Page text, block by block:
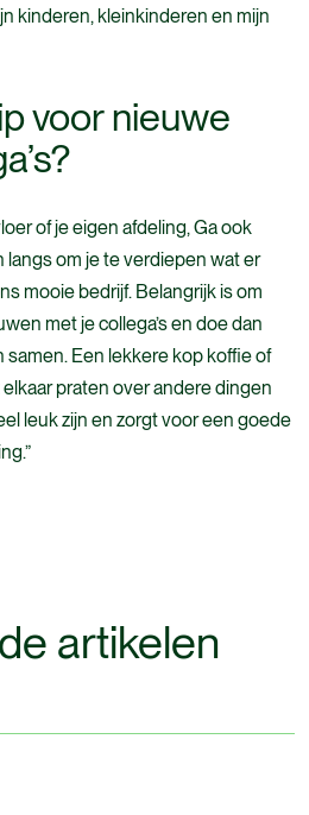
kinderen, kleinkinderen en mijn
voor nieuwe
of je eigen afdeling, Ga ook
om je te verdiepen wat er
mooie bedrijf. Belangrijk is om
met je collega’s en doe dan
Een lekkere kop koffie of
praten over andere dingen
leuk zijn en zorgt voor een goede
artikelen